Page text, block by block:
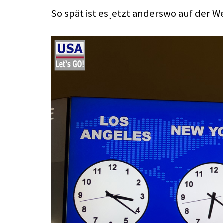
So spät ist es jetzt anderswo auf der